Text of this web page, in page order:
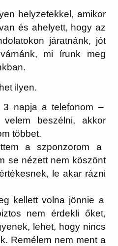
helyzetekkel, amikor
és ahelyett, hogy az
járatnánk, jót
mi írunk meg
ilyen.
3 napja a telefonom –
beszélni, akkor
többet.
a szponzorom a
se nézett nem köszönt
le akar rázni
kellett volna jönnie a
nem érdekli őket,
lehet, hogy nincs
Remélem nem ment a